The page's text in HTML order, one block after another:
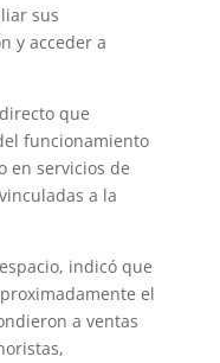
sus
y acceder a
que
funcionamiento
en servicios de
a la
indicó que
el
a ventas